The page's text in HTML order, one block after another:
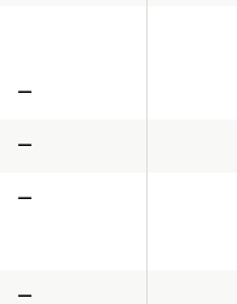
—
—
—
—